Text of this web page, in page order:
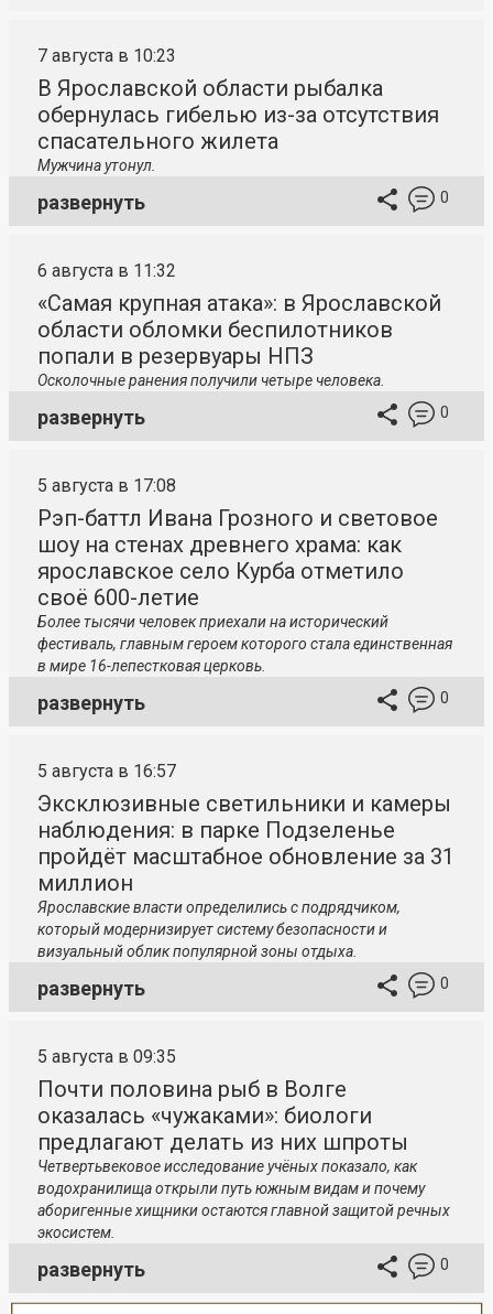
7 августа в 10:23
В Ярославской области рыбалка
обернулась гибелью из-за отсутствия
спасательного жилета
Мужчина утонул.
развернуть 0
6 августа в 11:32
«Самая крупная атака»: в Ярославской
области обломки беспилотников
попали в резервуары НПЗ
Осколочные ранения получили четыре человека.
развернуть 0
5 августа в 17:08
Рэп-баттл Ивана Грозного и световое
шоу на стенах древнего храма: как
ярославское село Курба отметило
своё 600-летие
Более тысячи человек приехали на исторический
фестиваль, главным героем которого стала единственная
в мире 16-лепестковая церковь.
развернуть 0
5 августа в 16:57
Эксклюзивные светильники и камеры
наблюдения: в парке Подзеленье
пройдёт масштабное обновление за 31
миллион
Ярославские власти определились с подрядчиком,
который модернизирует систему безопасности и
визуальный облик популярной зоны отдыха.
развернуть 0
5 августа в 09:35
Почти половина рыб в Волге
оказалась «чужаками»: биологи
предлагают делать из них шпроты
Четвертьвековое исследование учёных показало, как
водохранилища открыли путь южным видам и почему
аборигенные хищники остаются главной защитой речных
экосистем.
развернуть 0